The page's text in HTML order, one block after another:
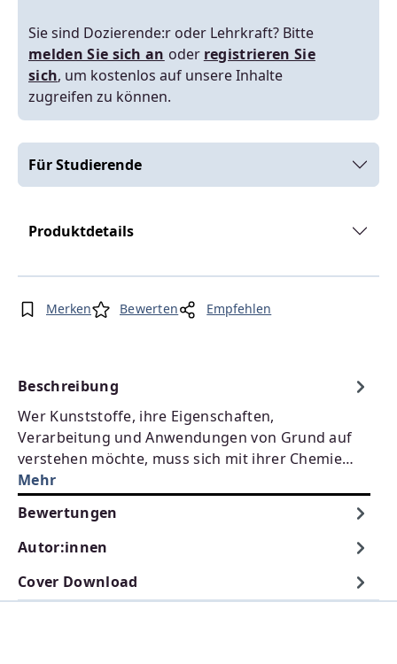
Sie sind Dozierende:r oder Lehrkraft? Bitte
melden Sie sich an oder registrieren Sie
sich, um kostenlos auf unsere Inhalte
zugreifen zu können.
Für Studierende
Produktdetails
Merken Bewerten Empfehlen
Beschreibung
Wer Kunststoffe, ihre Eigenschaften,
Verarbeitung und Anwendungen von Grund auf
verstehen möchte, muss sich mit ihrer Chemie…
Mehr
Bewertungen
Autor:innen
Cover Download